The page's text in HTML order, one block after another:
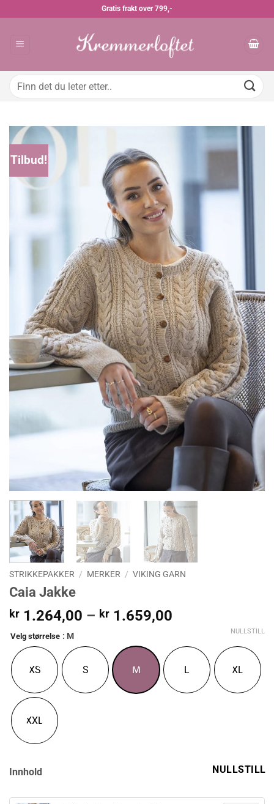
Gratis frakt over 799,-
Søk
Tilbud!
STRIKKEPAKKER / MERKER / VIKING GARN
Caia Jakke
kr 1.264,00 – kr 1.659,00
kr 1.264,00
til
kr 1.659,00
Velg størrelse : M
XS S M L XL
XXL
NULLSTILL
Innhold NULLSTILL